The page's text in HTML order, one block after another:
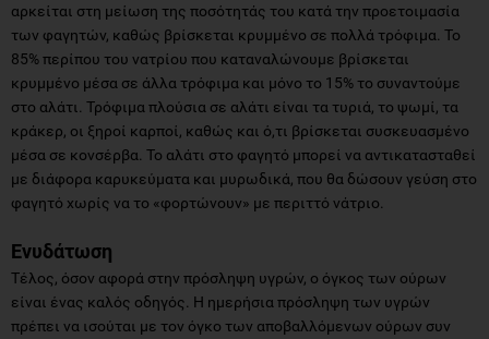
αρκείται στη μείωση της ποσότητάς του κατά την προετοιμασία
των φαγητών, καθώς βρίσκεται κρυμμένο σε πολλά τρόφιμα. Το
85% περίπου του νατρίου που καταναλώνουμε βρίσκεται
κρυμμένο μέσα σε άλλα τρόφιμα και μόνο το 15% το συναντούμε
στο αλάτι. Τρόφιμα πλούσια σε αλάτι είναι τα τυριά, το ψωμί, τα
κράκερ, οι ξηροί καρποί, καθώς και ό,τι βρίσκεται συσκευασμένο
μέσα σε κονσέρβα. Το αλάτι στο φαγητό μπορεί να αντικατασταθεί
με διάφορα καρυκεύματα και μυρωδικά, που θα δώσουν γεύση στο
φαγητό χωρίς να το «φορτώνουν» με περιττό νάτριο.
Ενυδάτωση
Τέλος, όσον αφορά στην πρόσληψη υγρών, ο όγκος των ούρων
είναι ένας καλός οδηγός. Η ημερήσια πρόσληψη των υγρών
πρέπει να ισούται με τον όγκο των αποβαλλόμενων ούρων συν